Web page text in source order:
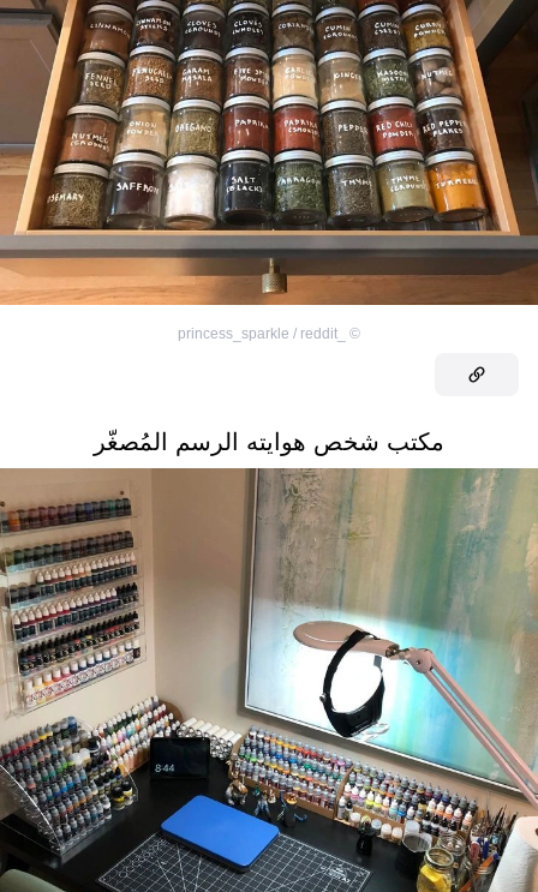
©
مكتب شخص هوايته الرسم المُصغّر